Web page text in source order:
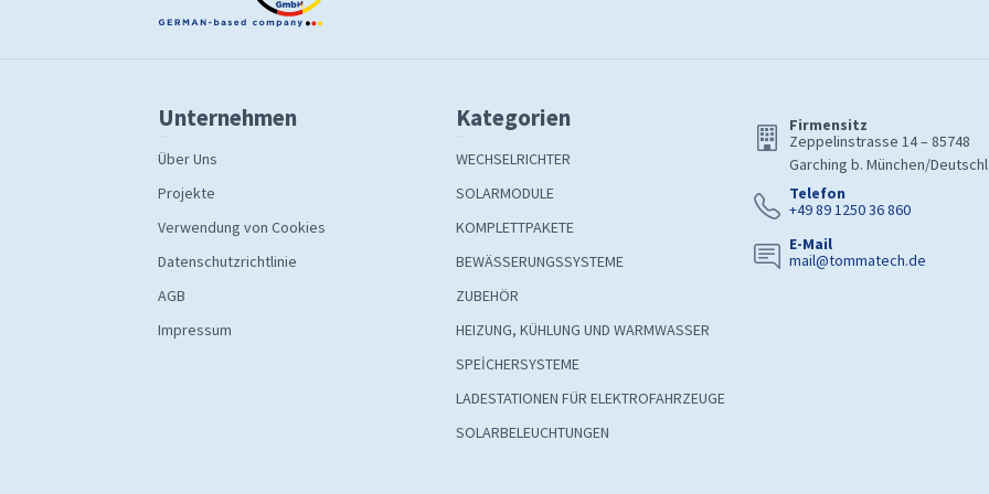
Unternehmen
Über Uns
Projekte
Verwendung von Cookies
Datenschutzrichtlinie
AGB
Impressum
Kategorien
WECHSELRICHTER
SOLARMODULE
KOMPLETTPAKETE
BEWÄSSERUNGSSYSTEME
ZUBEHÖR
HEIZUNG, KÜHLUNG UND WARMWASSER
SPEİCHERSYSTEME
LADESTATIONEN FÜR ELEKTROFAHRZEUGE
SOLARBELEUCHTUNGEN
Firmensitz
Zeppelinstrasse 14 – 85748
Garching b. München/
Telefon
+49 89 1250 36 860
E-Mail
mail@tommatech.de